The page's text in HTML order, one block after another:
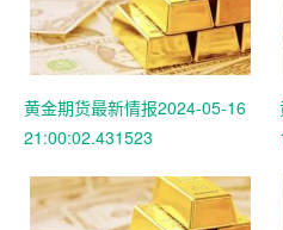
黄金期货最新情报2024-05-16
21:00:02.431523